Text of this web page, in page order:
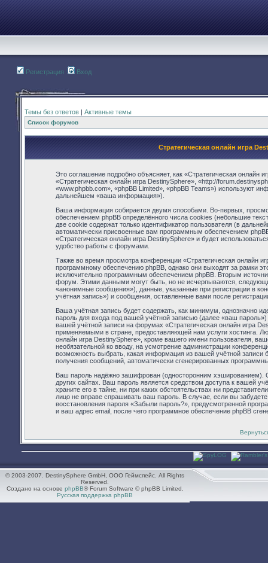
Регистрация Вход
Темы без ответов | Активные темы
Список форумов
Стратегическая онлайн игра
Это соглашение подробно объясняет, как «Стратегическая
«Стратегическая онлайн игра DestinySphere», «http://
«www.phpbb.com», «phpBB Limited», «phpBB Teams») используют
дальнейшем «ваша информация»).
Ваша информация собирается двумя способами. Во-первых,
обеспечением phpBB определённого числа cookies (небольшие
две cookie содержат только идентификатор пользователя (в
автоматически присвоенные вам программным обеспечением
«Стратегическая онлайн игра DestinySphere» и будет
удобство работы с форумами.
Также во время просмотра конференции «Стратегическая онлайн
программному обеспечению phpBB, однако они выходят за рамки
исключительно программным обеспечением phpBB. Вторым
форум. Этими данными могут быть, но не исчерпываются,
«анонимные сообщения»), данные, указанные при регистрации в
учётная запись») и сообщения, оставленные вами после
Ваша учётная запись будет содержать, как минимум, однозначно
пароль для входа под вашей учётной записью (далее «ваш
вашей учётной записи на форумах «Стратегическая онлайн игра
применяемыми в стране, предоставляющей нам услуги хостинга.
онлайн игра DestinySphere», кроме вашего имени пользователя,
необязательной ко вводу, на усмотрение администрации
возможность выбрать, какая информация из вашей учётной записи
получения сообщений, автоматически сгенерированных
Ваш пароль надёжно зашифрован (односторонним хэшированием).
других сайтах. Ваш пароль является средством доступа к вашей
храните его в тайне, ни при каких обстоятельствах ни
лицо не вправе спрашивать ваш пароль. В случае, если вы
восстановления пароля «Забыли пароль?», предусмотренной
и ваш адрес email, после чего программное обеспечение phpBB
© 2003-2007. DestinySphere GmbH, ООО Геймспейс. All Rights
Reserved.
Создано на основе phpBB® Forum Software © phpBB Limited.
Русская поддержка phpBB